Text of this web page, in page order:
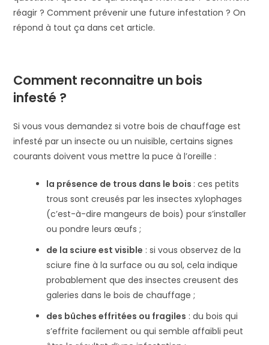
réagir ? Comment prévenir une future infestation ? On
répond à tout ça dans cet article.
Comment reconnaitre un bois
infesté ?
Si vous vous demandez si votre bois de chauffage est
infesté par un insecte ou un nuisible, certains signes
courants doivent vous mettre la puce à l’oreille :
la présence de trous dans le bois : ces petits
trous sont creusés par les insectes xylophages
(c’est-à-dire mangeurs de bois) pour s’installer
ou pondre leurs œufs ;
de la sciure est visible : si vous observez de la
sciure fine à la surface ou au sol, cela indique
probablement que des insectes creusent des
galeries dans le bois de chauffage ;
des bûches effritées ou fragiles : du bois qui
s’effrite facilement ou qui semble affaibli peut